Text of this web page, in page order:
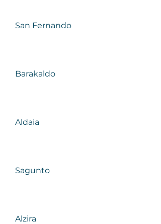
San Fernando
Barakaldo
Aldaia
Sagunto
Alzira